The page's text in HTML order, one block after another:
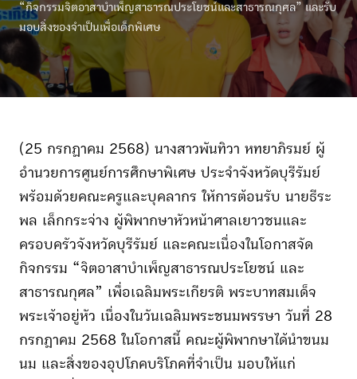
“กิจกรรมจิตอาสาบำเพ็ญสาธารณประโยชน์และสาธารณกุศล” และรับ
มอบสิ่งของจำเป็นเพื่อเด็กพิเศษ
(25 กรกฏาคม 2568) นางสาวพันทิวา หทยาภิรมย์ ผู้
อำนวยการศูนย์การศึกษาพิเศษ ประจำจังหวัดบุรีรัมย์
พร้อมด้วยคณะครูและบุคลากร ให้การต้อนรับ นายธีระ
พล เล็กกระจ่าง ผู้พิพากษาหัวหน้าศาลเยาวชนและ
ครอบครัวจังหวัดบุรีรัมย์ และคณะเนื่องในโอกาสจัด
กิจกรรม “จิตอาสาบำเพ็ญสาธารณประโยชน์ และ
สาธารณกุศล” เพื่อเฉลิมพระเกียรติ พระบาทสมเด็จ
พระเจ้าอยู่หัว เนื่องในวันเฉลิมพระชนมพรรษา วันที่ 28
กรกฎาคม 2568 ในโอกาสนี้ คณะผู้พิพากษาได้นำขนม
นม และสิ่งของอุปโภคบริโภคที่จำเป็น มอบให้แก่